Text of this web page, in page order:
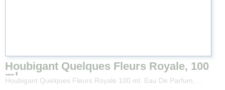
Houbigant Quelques Fleurs Royale, 100
ml.
Houbigant Quelques Fleurs Royale 100 ml. Eau De Parfum,…